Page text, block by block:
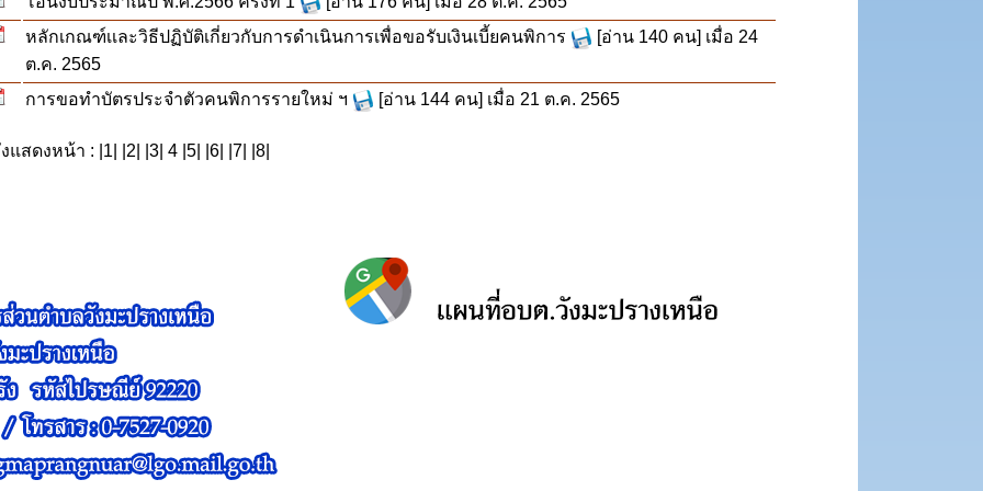
หลักเกณฑ์เเละวิธีปฏิบัติเกี่ยวกับการดำเนินการเพื่อขอรับเงินเบี้ยคนพิการ
[อ่าน 140 คน] เมื่อ 24
ต.ค. 2565
การขอทำบัตรประจำตัวคนพิการรายใหม่ ฯ
[อ่าน 144 คน] เมื่อ 21 ต.ค. 2565
แสดงหน้า : | 1 2 3 | 4 | 5 6 7 8